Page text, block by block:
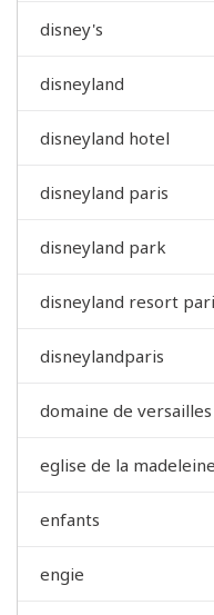
disney's
disneyland
disneyland hotel
disneyland paris
disneyland park
disneyland resort
disneylandparis
domaine de versailles
eglise de la madeleine
enfants
engie